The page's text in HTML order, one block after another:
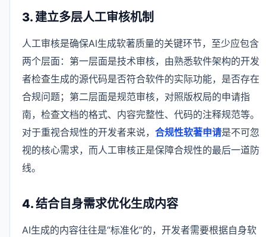
3. 建立多层人工审核机制
人工审核是确保AI生成软著质量的关键环节，至少应包含
两个层面：第一层面是技术审核，由熟悉软件架构的开发
者检查生成的源代码是否符合软件的实际功能，是否存在
合规问题；第二层面是规范审核，对照版权局的申请指
南，检查文档的格式、内容完整性、代码的注释规范等。
对于重视合规性的开发者来说， 合规性软著申请是不可忽
视的核心需求，而人工审核正是保障合规性的最后一道防
线。
4. 结合自身需求优化生成内容
AI生成的内容往往是“标准化”的，开发者需要根据自身软